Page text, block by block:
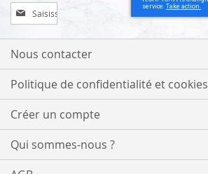
Inscription
à
notre
lettre
:
Nous contacter
Politique de confidentialité et cookies
Créer un compte
Qui sommes-nous ?